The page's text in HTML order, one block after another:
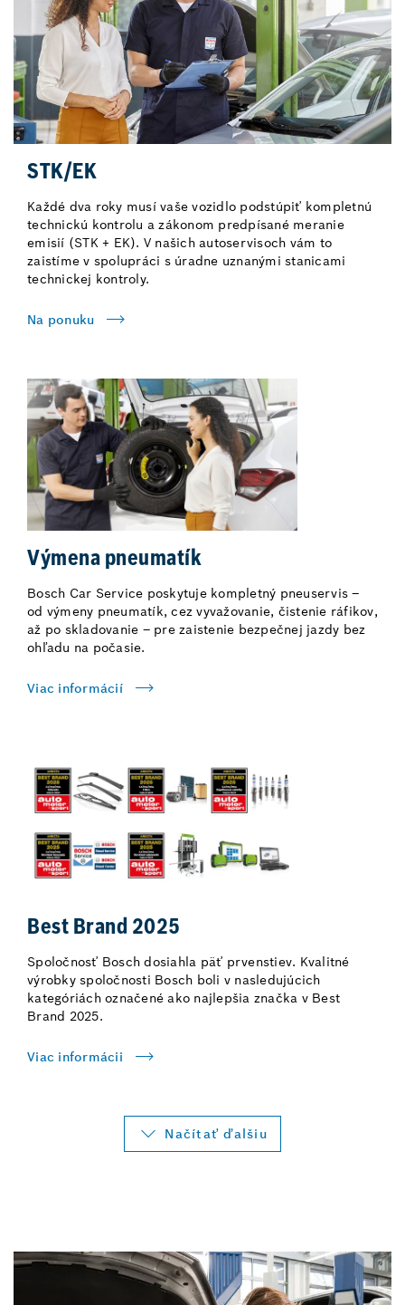
STK/EK
Každé dva roky musí vaše vozidlo podstúpiť kompletnú
technickú kontrolu a zákonom predpísané meranie
emisií (STK + EK). V našich autoservisoch vám to
zaistíme v spolupráci s úradne uznanými stanicami
technickej kontroly.
Na ponuku
Výmena pneumatík
Bosch Car Service poskytuje kompletný pneuservis –
od výmeny pneumatík, cez vyvažovanie, čistenie ráfikov,
až po skladovanie – pre zaistenie bezpečnej jazdy bez
ohľadu na počasie.
Viac informácií
Best Brand 2025
Spoločnosť Bosch dosiahla päť prvenstiev. Kvalitné
výrobky spoločnosti Bosch boli v nasledujúcich
kategóriách označené ako najlepšia značka v Best
Brand 2025.
Viac informácii
Načítať ďalšiu